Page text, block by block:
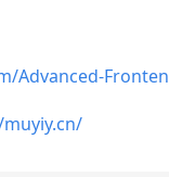
Advanced-